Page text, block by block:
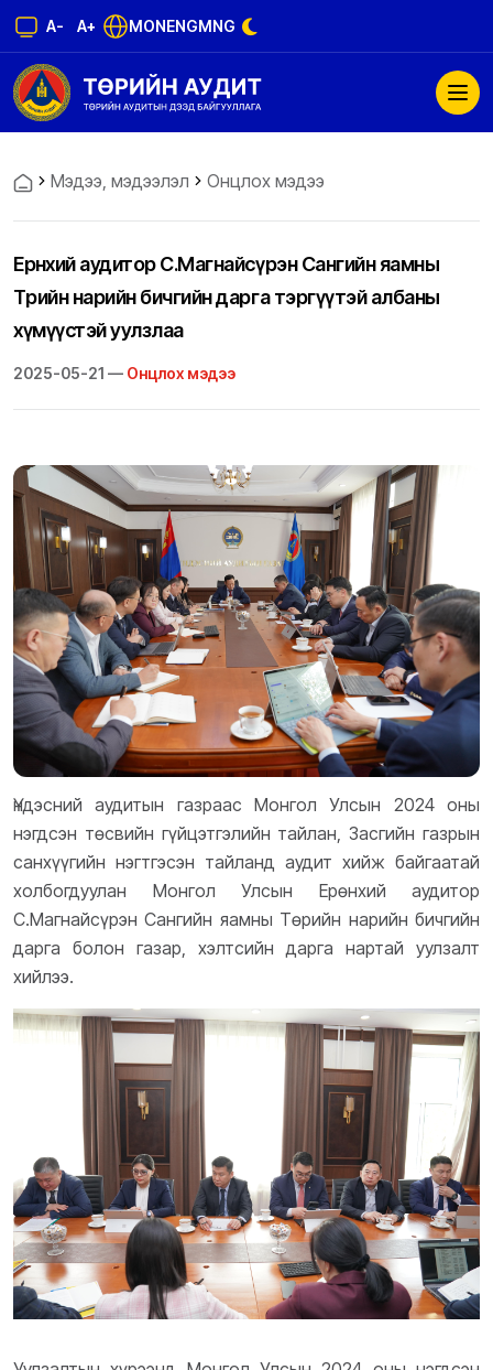
A- A+ MONENGMNG
Мэдээ, мэдээлэл Онцлох мэдээ
Ерөнхий аудитор С.Магнайсүрэн Сангийн яамны
Төрийн нарийн бичгийн дарга тэргүүтэй албаны
хүмүүстэй уулзлаа
2025-05-21 — Онцлох мэдээ
Үндэсний аудитын газраас Монгол Улсын 2024 оны
нэгдсэн төсвийн гүйцэтгэлийн тайлан, Засгийн газрын
санхүүгийн нэгтгэсэн тайланд аудит хийж байгаатай
холбогдуулан Монгол Улсын Ерөнхий аудитор
С.Магнайсүрэн Сангийн яамны Төрийн нарийн бичгийн
дарга болон газар, хэлтсийн дарга нартай уулзалт
хийлээ.